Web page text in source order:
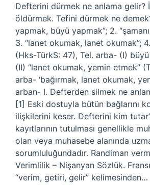
Defterini dürmek ne anlama gelir?
öldürmek. Tefini dürmek ne
yapmak, büyü yapmak”; 2.
3. “lanet okumak, lanet okumak”;
(Hks-TürkS: 47), Tel. arba- (I)
(II) “lanet okumak, yemin etmek”
arba- ‘bağırmak, lanet okumak,
arban- I. Defterden silmek ne
[1] Eski dostuyla bütün bağlarını
ilişkilerini keser. Defterini kim
kayıtlarının tutulması genellikle
olan veya muhasebe alanında
sorumluluğundadır. Randiman
Verimlilik – Nişanyan Sözlük.
“verim, getiri, gelir” kelimesinden…